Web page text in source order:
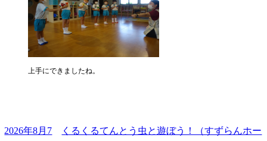
上手にできましたね。
2026年8月7 くるくるてんとう虫と遊ぼう！（すずらんホー